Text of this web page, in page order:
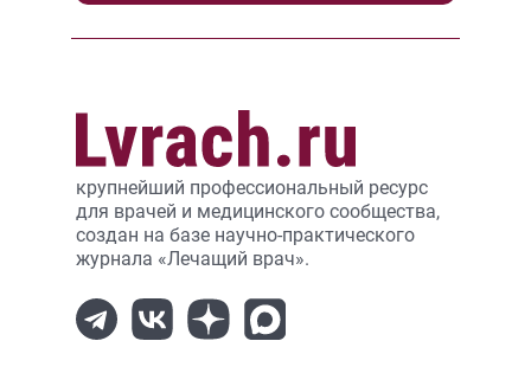
крупнейший профессиональный ресурс
для врачей и медицинского сообщества,
создан на базе научно-практического
журнала «Лечащий врач».